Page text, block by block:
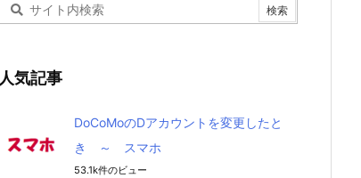
人気記事
DoCoMoのDアカウントを変更したと
き ～ スマホ
53.1k件のビュー